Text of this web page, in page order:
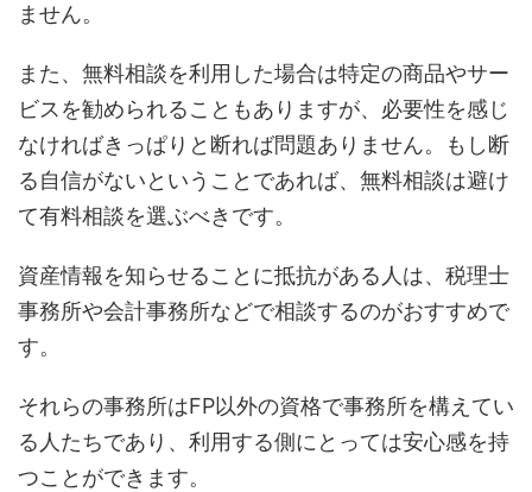
ません。
また、無料相談を利用した場合は特定の商品やサー
ビスを勧められることもありますが、必要性を感じ
なければきっぱりと断れば問題ありません。もし断
る自信がないということであれば、無料相談は避け
て有料相談を選ぶべきです。
資産情報を知らせることに抵抗がある人は、税理士
事務所や会計事務所などで相談するのがおすすめで
す。
それらの事務所はFP以外の資格で事務所を構えてい
る人たちであり、利用する側にとっては安心感を持
つことができます。